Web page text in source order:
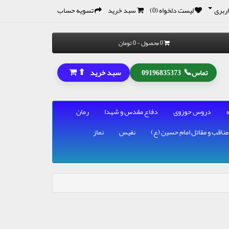
لیست دلخواه (0) سبد خرید تسویه حساب
0 محصول - 0 تومان
تماس📞
09196835373 سبد خرید ⬆
دروس حوزوی دفاع مقدس و شهدا
رمان
مناقب و مقاتل امام حسین (ع) نفیس
نماز